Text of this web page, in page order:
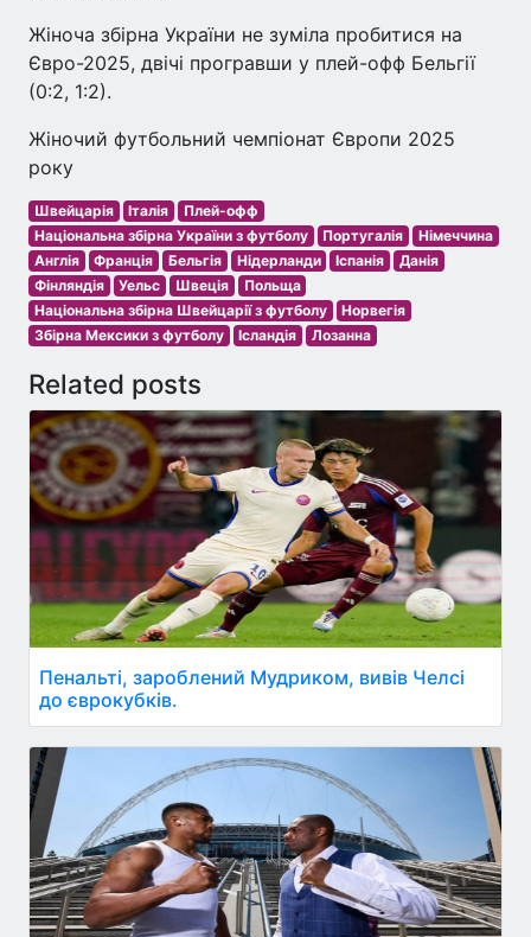
Жіноча збірна України не зуміла пробитися на
Євро-2025, двічі програвши у плей-офф Бельгії
(0:2, 1:2).
Жіночий футбольний чемпіонат Європи 2025
року
Швейцарія Італія
Плей-офф
Національна збірна України з футболу
Португалія
Німеччина
Англія
Франція Бельгія Нідерланди Іспанія
Данія
Фінляндія
Уельс Швеція
Польща
Національна збірна Швейцарії з футболу
Норвегія
Збірна Мексики з футболу
Ісландія Лозанна
Related posts
Пенальті, зароблений Мудриком, вивів Челсі
до єврокубків.